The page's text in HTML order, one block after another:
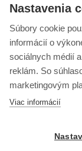
Nastavenia
Súbory cookie
informácií o
sociálnych médií
reklám. So
marketingovým
Viac informácií